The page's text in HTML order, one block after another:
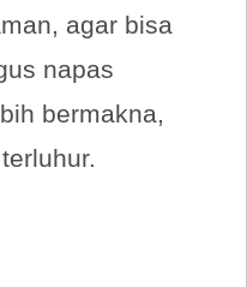
agar bisa
napas
bermakna,